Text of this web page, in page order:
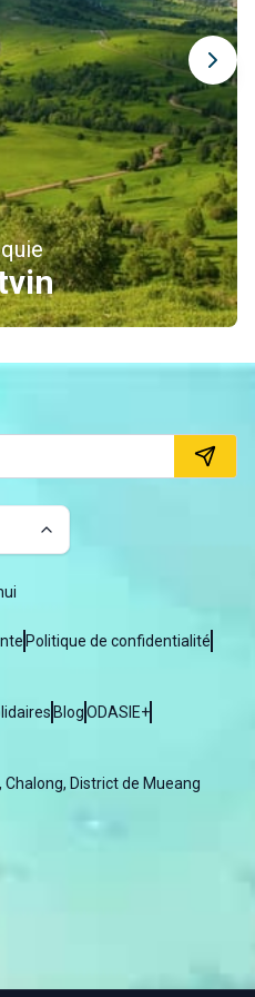
Politique de confidentialité
BlogODASIE+
District de Mueang